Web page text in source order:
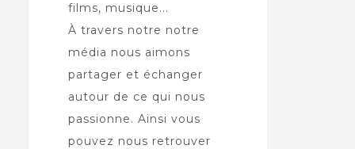
films, musique...
À travers notre notre
média nous aimons
partager et échanger
autour de ce qui nous
passionne. Ainsi vous
pouvez nous retrouver